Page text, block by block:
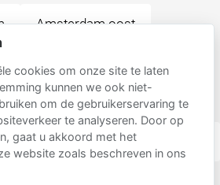
Amsterdam oost
Weesperbuurt en Plantage
Grachtengordel-Zuid
Oosterparkbuurt
cookies om onze site te laten
kunnen we ook niet-
om de gebruikerservaring te
te analyseren. Door op
gaat u akkoord met het
website zoals beschreven in ons